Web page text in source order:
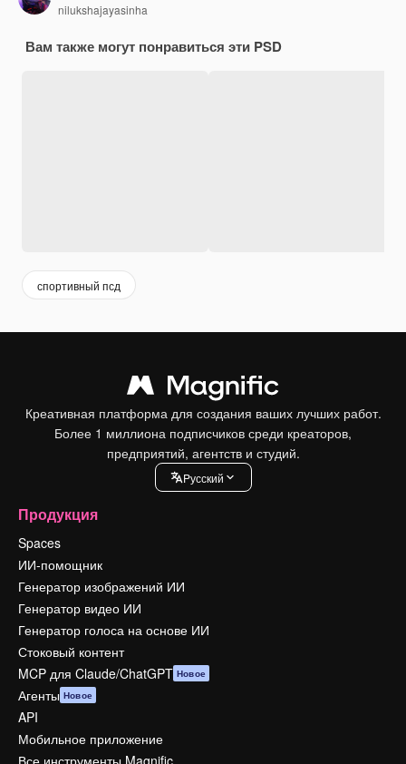
nilukshajayasinha
Вам также могут понравиться эти PSD
спортивный псд
Креативная платформа для создания ваших лучших работ.
Более 1 миллиона подписчиков среди креаторов,
предприятий, агентств и студий.
Pусский
Продукция
Spaces
ИИ-помощник
Генератор изображений ИИ
Генератор видео ИИ
Генератор голоса на основе ИИ
Стоковый контент
MCP для Claude/ChatGPT Новое
Агенты Новое
API
Мобильное приложение
Все инструменты Magnific